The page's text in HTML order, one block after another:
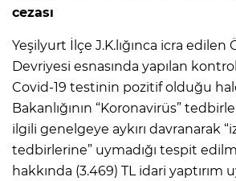
cezası
Yeşilyurt İlçe J.K.lığınca icra edilen
Devriyesi esnasında yapılan
Covid-19 testinin pozitif olduğu
Bakanlığının “Koronavirüs”
ilgili genelgeye aykırı davranarak
tedbirlerine” uymadığı tespit
hakkında (3.469) TL idari yaptırım